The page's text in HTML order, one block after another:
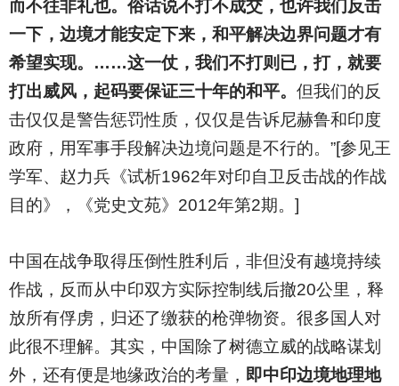
而不往非礼也。俗话说不打不成交，也许我们反击
一下，边境才能安定下来，和平解决边界问题才有
希望实现。……这一仗，我们不打则已，打，就要
打出威风，起码要保证三十年的和平。 但我们的反
击仅仅是警告惩罚性质，仅仅是告诉尼赫鲁和印度
政府，用军事手段解决边境问题是不行的。”[参见王
学军、赵力兵《试析1962年对印自卫反击战的作战
目的》，《党史文苑》2012年第2期。]
中国在战争取得压倒性胜利后，非但没有越境持续
作战，反而从中印双方实际控制线后撤20公里，释
放所有俘虏，归还了缴获的枪弹物资。很多国人对
此很不理解。其实，中国除了树德立威的战略谋划
外，还有便是地缘政治的考量， 即中印边境地理地